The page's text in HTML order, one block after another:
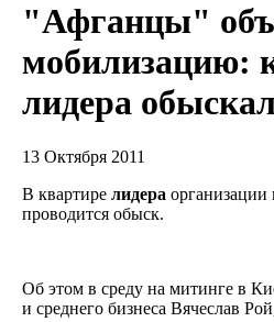
"Афганцы"
мобилизацию:
лидера
13 Октября 2011
В квартире лидера
проводится обыск.
Об этом в среду на митинге в
и среднего бизнеса Вячеслав